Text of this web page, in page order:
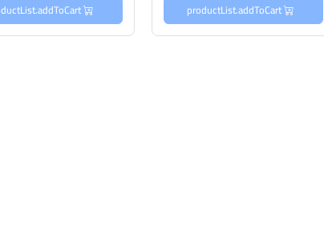
productList.addToCart
productList.addToCart